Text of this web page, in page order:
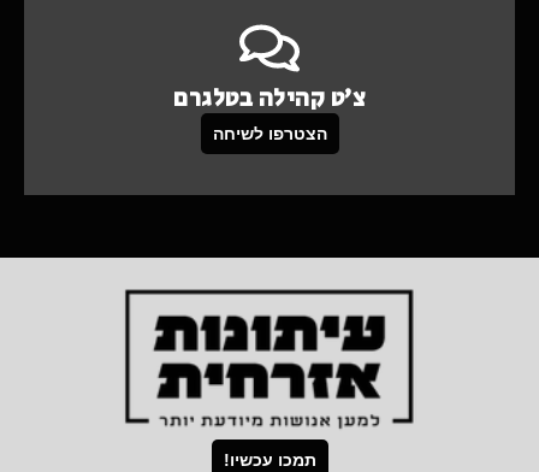
צ'ט קהילה בטלגרם
הצטרפו לשיחה
תמכו עכשיו!